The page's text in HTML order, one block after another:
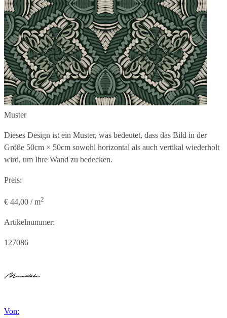
Muster
Dieses Design ist ein Muster, was bedeutet, dass das Bild in der
Größe 50cm × 50cm sowohl horizontal als auch vertikal wiederholt
wird, um Ihre Wand zu bedecken.
Preis:
€ 44,00 / m2
Artikelnummer:
127086
Von: